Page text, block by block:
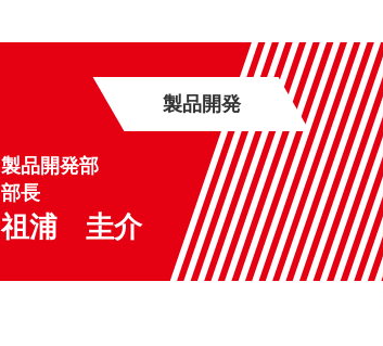
製品開発
製品開発部
部長
祖浦 圭介